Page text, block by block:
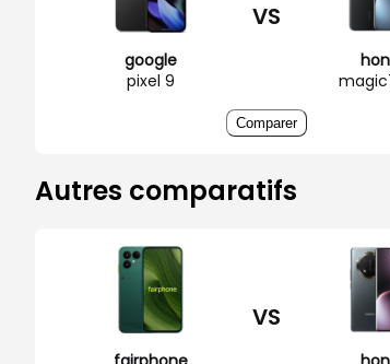
google
pixel 9
VS
Comparer
Autres comparatifs
VS